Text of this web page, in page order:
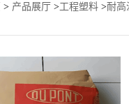
> 产品展厅 >工程塑料 >耐高